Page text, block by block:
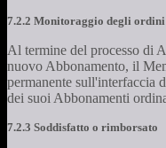
7.2.2 Monitoraggio degli ordini
Al termine del processo di
nuovo Abbonamento, il
permanente sull'interfaccia
dei suoi Abbonamenti
7.2.3 Soddisfatto o rimborsato